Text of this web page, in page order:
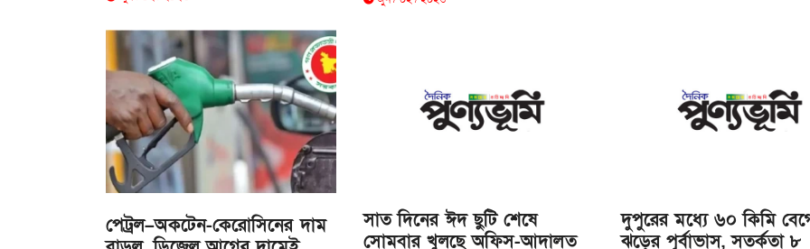
পেট্রল–অকটেন-কেরোসিনের দাম
সাত দিনের ঈদ ছুটি শেষে
সোমবার খুলছে অফিস-আদালত
দুপুরের মধ্যে ৬০ কিমি
ঝড়ের পূর্বাভাস, সতর্কতা ৮